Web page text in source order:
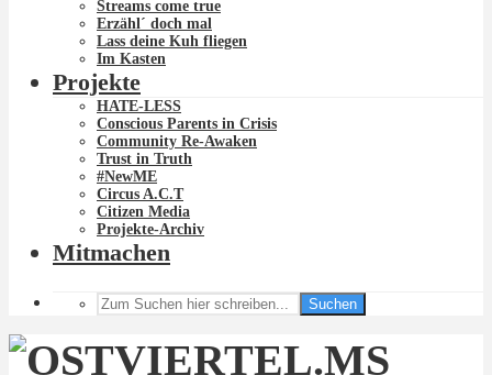
Streams come true
Erzähl´ doch mal
Lass deine Kuh fliegen
Im Kasten
Projekte
HATE-LESS
Conscious Parents in Crisis
Community Re-Awaken
Trust in Truth
#NewME
Circus A.C.T
Citizen Media
Projekte-Archiv
Mitmachen
Suchen